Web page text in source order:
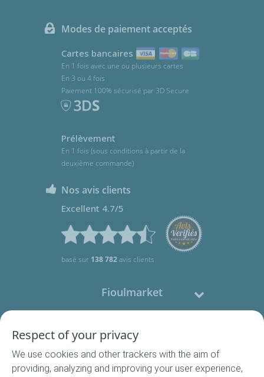
Modes de paiement acceptés
Cartes bancaires
En 1 fois avec une ou plusieurs cartes
En 3 ou 4 fois
Paiement 100% sécurisé par 3D Secure
Prélèvement
En 1 fois (sous conditions à partir de la
deuxième commande)
Nos avis clients
Excellent 4.7/5
basé sur 138 782avis clients
Fioulmarket
Nous contacter
Respect of your privacy
We use cookies and other trackers with the aim of
providing, analyzing and improving your user experience,